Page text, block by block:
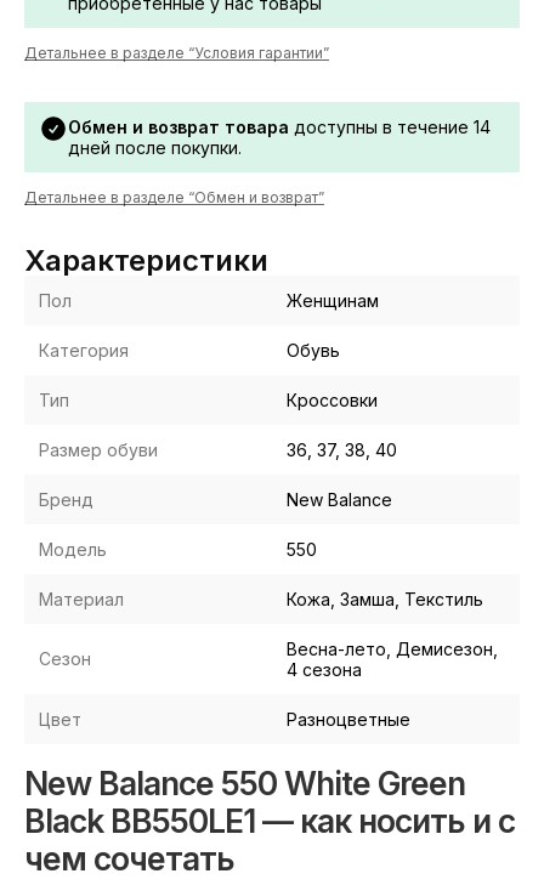
Детальнее в разделе “Условия гарантии”
Обмен и возврат товара доступны в течение 14
дней после покупки.
Детальнее в разделе “Обмен и возврат”
Характеристики
Пол Женщинам
Категория Обувь
Тип Кроссовки
Размер обуви 36, 37, 38, 40
Бренд New Balance
Модель 550
Материал Кожа, Замша, Текстиль
Сезон
Весна-лето, Демисезон,
4 сезона
Цвет Разноцветные
New Balance 550 White Green
Black BB550LE1 — как носить и с
чем сочетать